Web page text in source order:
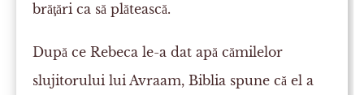
brăţări ca să plătească.
După ce Rebeca le-a dat apă cămilelor
slujitorului lui Avraam, Biblia spune că el a